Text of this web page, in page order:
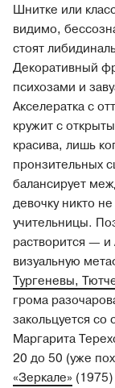
Шнитке или
видимо,
стоят
Декоративный
психозами и
Акселератка с
кружит с
красива, лишь
пронзительных
балансирует
девочку никто
учительницы.
растворится —
визуальную
Тургеневы,
грома
закольцуется
Маргарита
20 до 50 (уже
«Зеркале»